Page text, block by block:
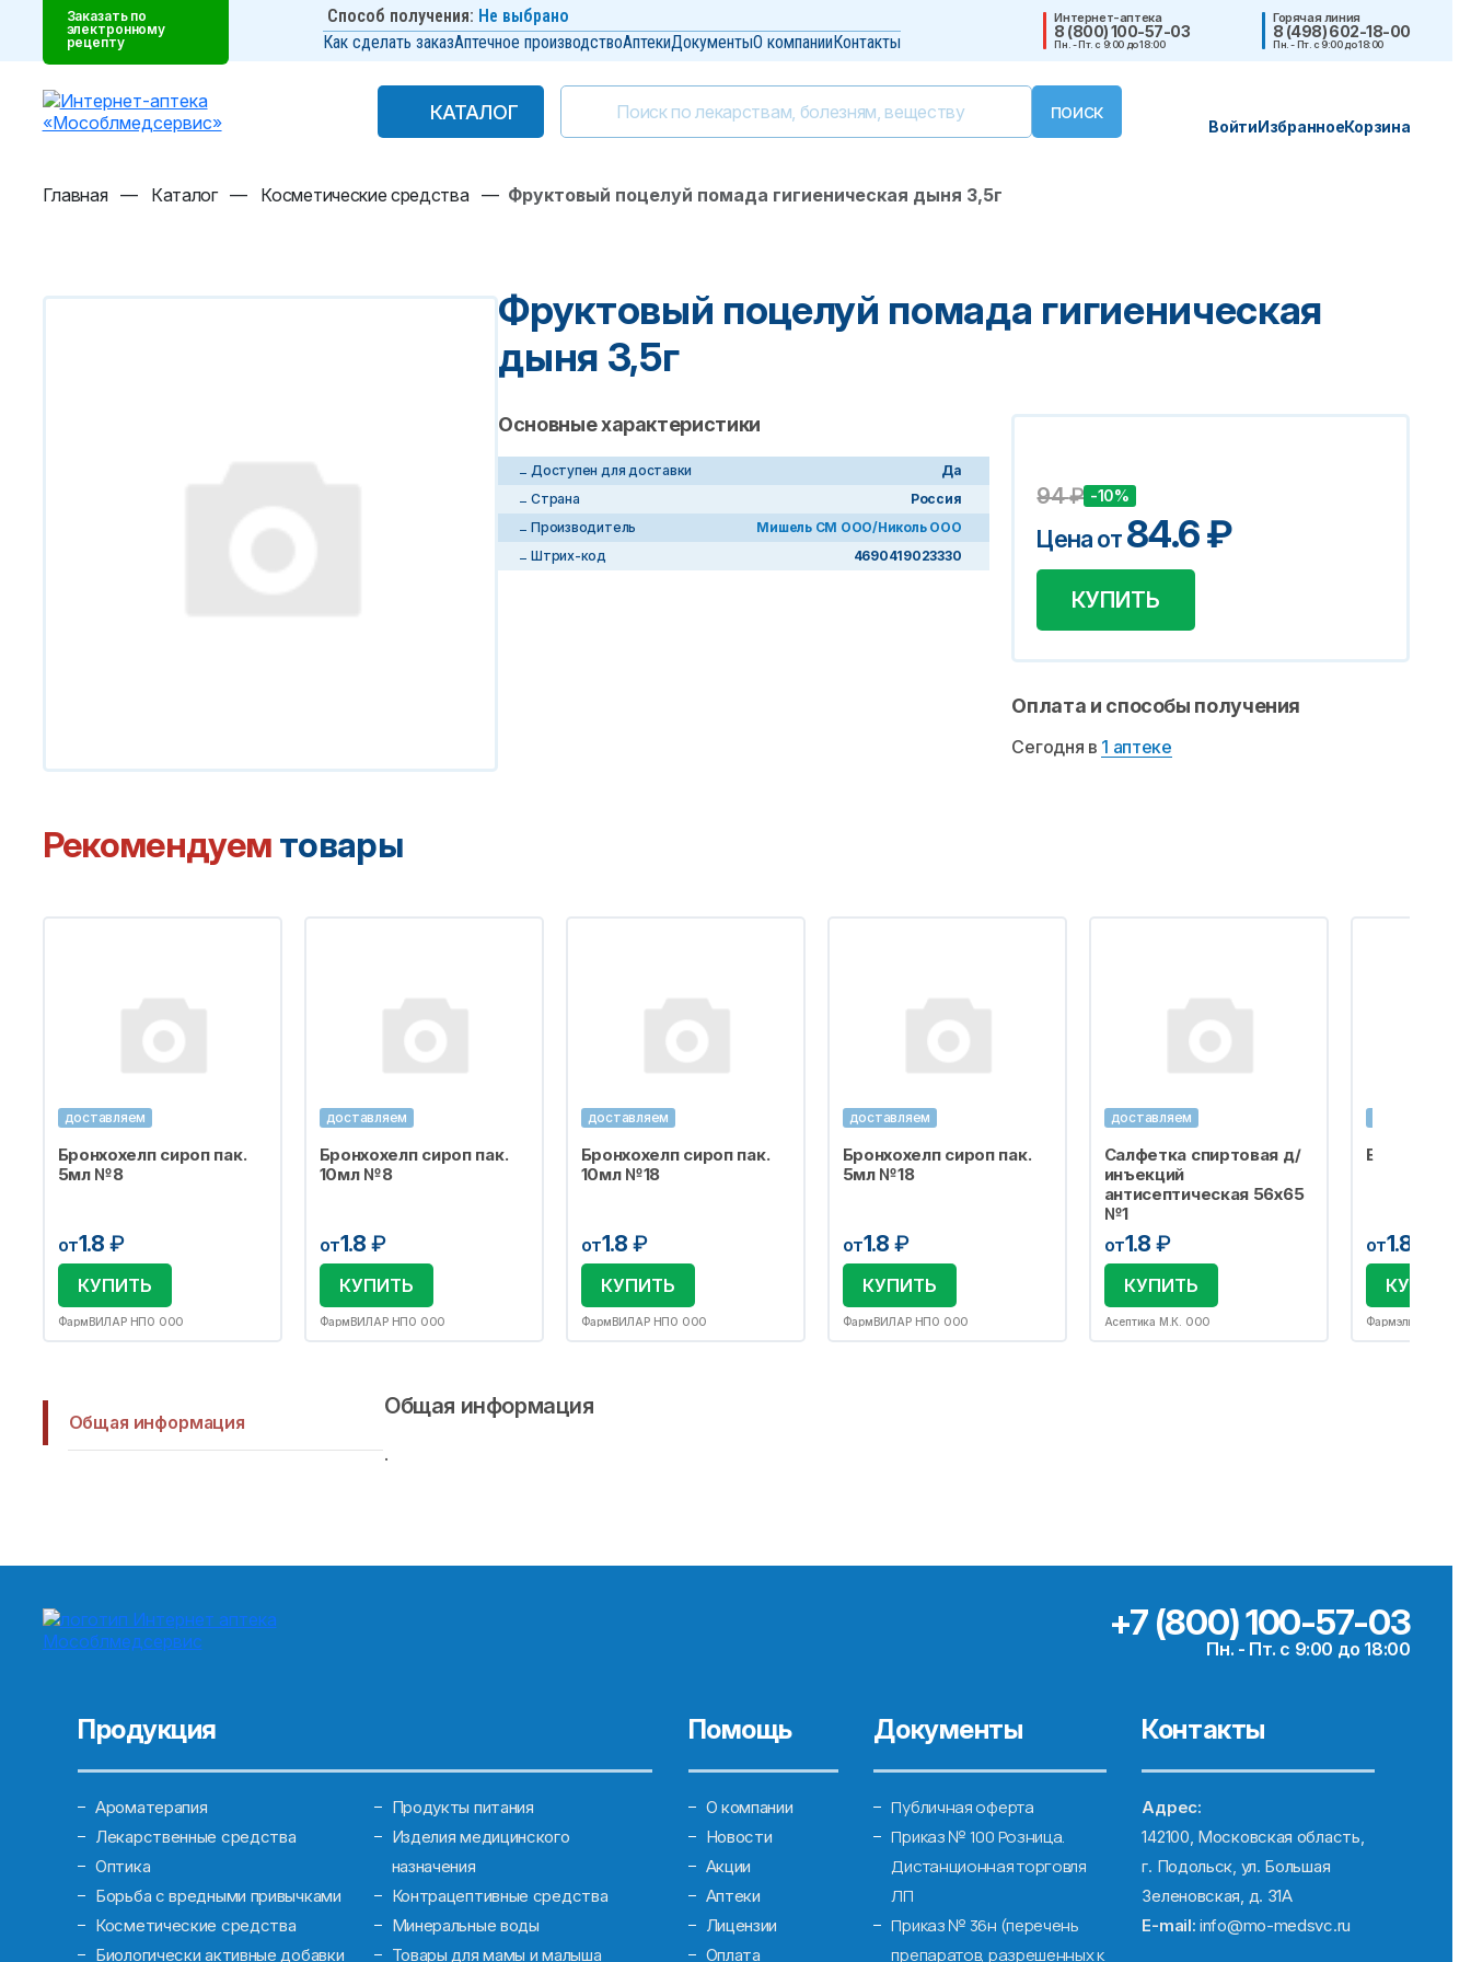
Заказать по
электронному
рецепту
Способ получения: Не выбрано
Как сделать заказАптечное производствоАптекиДокументыО компанииКонтакты
Интернет-аптека
8 (800) 100-57-03
Пн. - Пт. с 9:00 до 18:00
Горячая линия
8 (498) 602-18-00
Пн. - Пт. с 9:00 до 18:00
КАТАЛОГ
КАТАЛОГ
ВойтиИзбранноеКорзина
Главная — Каталог — Косметические средства — Фруктовый поцелуй помада гигиеническая дыня 3,5г
Фруктовый поцелуй помада гигиеническая
дыня 3,5г
Основные характеристики
Доступен для доставки
Да
Страна
Россия
Производитель
Мишель СМ ООО/Николь ООО
Штрих-код
4690419023330
94₽ -10%
Цена от84.6₽
КУПИТЬ
Оплата и способы получения
Сегодня в 1 аптеке
Рекомендуем товары
доставляем
Бронхохелп сироп пак.
5мл №8
от1.8 ₽
КУПИТЬ
ФармВИЛАР НПО ООО
доставляем
Бронхохелп сироп пак.
10мл №8
от1.8 ₽
КУПИТЬ
ФармВИЛАР НПО ООО
доставляем
Бронхохелп сироп пак.
10мл №18
от1.8 ₽
КУПИТЬ
ФармВИЛАР НПО ООО
доставляем
Бронхохелп сироп пак.
5мл №18
от1.8 ₽
КУПИТЬ
ФармВИЛАР НПО ООО
доставляем
Салфетка спиртовая д/
инъекций
антисептическая 56х65
№1
от1.8 ₽
КУПИТЬ
Асептика М.К. ООО
Бахилы
от1.8
КУПИТЬ
Фармэль ООО
Общая информация
Общая информация
.
+7 (800) 100-57-03
Пн. - Пт. с 9:00 до 18:00
Продукция
Ароматерапия
Лекарственные средства
Оптика
Борьба с вредными привычками
Косметические средства
Биологически активные добавки
Продукты питания
Изделия медицинского
назначения
Контрацептивные средства
Минеральные воды
Товары для мамы и малыша
Помощь
О компании
Новости
Акции
Аптеки
Лицензии
Оплата
Документы
Публичная оферта
Приказ № 100 Розница.
Дистанционная торговля
ЛП
Приказ № 36н (перечень
препаратов, разрешенных к
Контакты
Адрес:
142100, Московская область,
г. Подольск, ул. Большая
Зеленовская, д. 31А
E-mail: info@mo-medsvc.ru